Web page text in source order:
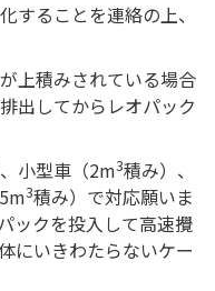
することを連絡の上、
上積みされている場合
出してからレオパック
小型車（2m3積み）、
3積み）で対応願いま
ックを投入して高速攪
にいきわたらないケー